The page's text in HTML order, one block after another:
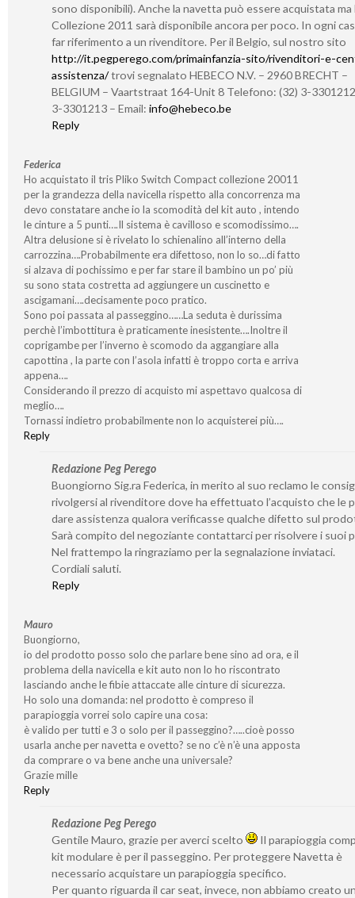
sono disponibili). Anche la navetta può essere acquistata ma
Collezione 2011 sarà disponibile ancora per poco. In ogni
far riferimento a un rivenditore. Per il Belgio, sul nostro sito
http://it.pegperego.com/primainfanzia-sito/rivenditori-e-
assistenza/trovi segnalato HEBECO N.V. – 2960 BRECHT –
BELGIUM – Vaartstraat 164-Unit 8 Telefono: (32) 3-3301212
3-3301213 – Email: info@hebeco.be
Reply
Federica
Ho acquistato il tris Pliko Switch Compact collezione 20011
per la grandezza della navicella rispetto alla concorrenza ma
devo constatare anche io la scomodità del kit auto , intendo
le cinture a 5 punti….Il sistema è cavilloso e scomodissimo….
Altra delusione si è rivelato lo schienalino all’interno della
carrozzina….Probabilmente era difettoso, non lo so…di fatto
si alzava di pochissimo e per far stare il bambino un po’ più
su sono stata costretta ad aggiungere un cuscinetto e
ascigamani….decisamente poco pratico.
Sono poi passata al passeggino……La seduta è durissima
perchè l’imbottitura è praticamente inesistente….Inoltre il
coprigambe per l’inverno è scomodo da aggangiare alla
capottina , la parte con l’asola infatti è troppo corta e arriva
appena….
Considerando il prezzo di acquisto mi aspettavo qualcosa di
meglio….
Tornassi indietro probabilmente non lo acquisterei più….
Reply
Redazione Peg Perego
Buongiorno Sig.ra Federica, in merito al suo reclamo le
rivolgersi al rivenditore dove ha effettuato l’acquisto che le
dare assistenza qualora verificasse qualche difetto sul
Sarà compito del negoziante contattarci per risolvere i suoi
Nel frattempo la ringraziamo per la segnalazione inviataci.
Cordiali saluti.
Reply
Mauro
Buongiorno,
io del prodotto posso solo che parlare bene sino ad ora, e il
problema della navicella e kit auto non lo ho riscontrato
lasciando anche le fibie attaccate alle cinture di sicurezza.
Ho solo una domanda: nel prodotto è compreso il
parapioggia vorrei solo capire una cosa:
è valido per tutti e 3 o solo per il passeggino?…..cioè posso
usarla anche per navetta e ovetto? se no c’è n’è una apposta
da comprare o va bene anche una universale?
Grazie mille
Reply
Redazione Peg Perego
Gentile Mauro, grazie per averci scelto
Il parapioggia
kit modulare è per il passeggino. Per proteggere Navetta è
necessario acquistare un parapioggia specifico.
Per quanto riguarda il car seat, invece, non abbiamo creato